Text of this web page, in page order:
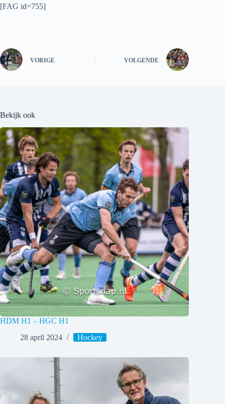
[FAG id=755]
VORIGE VOLGENDE
Bekijk ook
HDM H1 – HGC H1
28 april 2024
Hockey